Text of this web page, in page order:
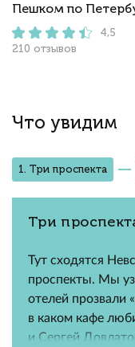
Пешком по
4,5
210 отзывов
Что увидим
1. Три проспекта
Три
Тут сходятся
проспекты. Мы
отелей прозвали
в каком кафе
и Сергей